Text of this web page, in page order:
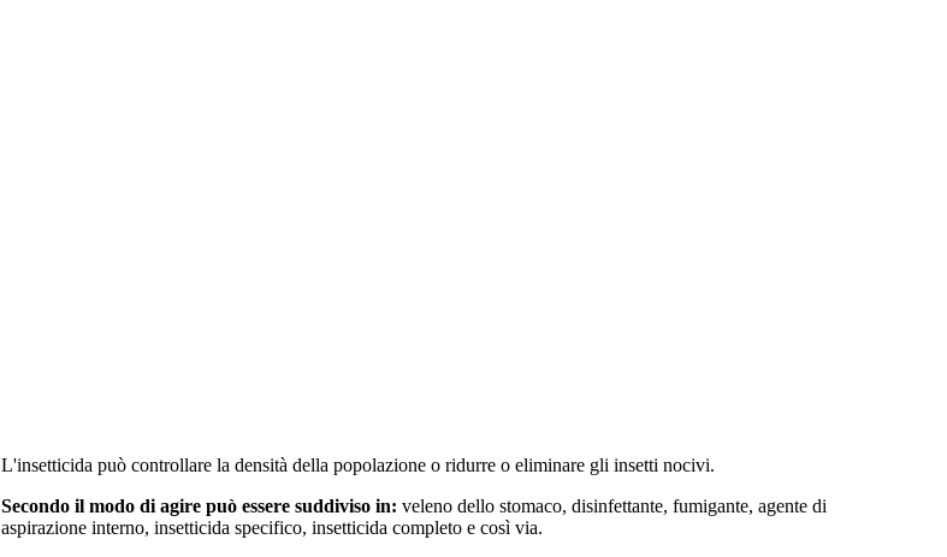
L'insetticida può controllare la densità della popolazione o ridurre o eliminare gli insetti nocivi.
Secondo il modo di agire può essere suddiviso in: veleno dello stomaco, disinfettante, fumigante, agente di
aspirazione interno, insetticida specifico, insetticida completo e così via.